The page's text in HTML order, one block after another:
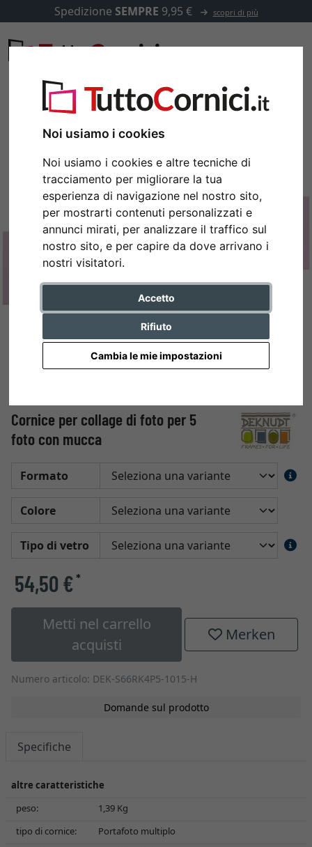
Noi usiamo i cookies
Noi usiamo i cookies e altre tecniche di
tracciamento per migliorare la tua
esperienza di navigazione nel nostro sito,
per mostrarti contenuti personalizzati e
annunci mirati, per analizzare il traffico sul
nostro sito, e per capire da dove arrivano i
nostri visitatori.
Accetto
Rifiuto
Cambia le mie impostazioni
Spedizione SEMPRE 9,95 € scopri di più
Cornice per collage di foto per 5
foto con mucca
Formato
Colore
Tipo di vetro
54,50 €*
Metti nel carrello
acquisti
Merken
Numero articolo: DEK-S66RK4P5-1015-H
Domande sul prodotto
Specifiche
altre caratteristiche
peso:
1,39 Kg
tipo di cornice:
Portafoto multiplo